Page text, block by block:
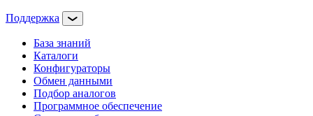
Поддержка
База знаний
Каталоги
Конфигураторы
Обмен данными
Подбор аналогов
Программное обеспечение